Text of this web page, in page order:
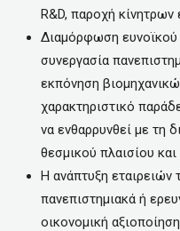
R&D, παροχή κίνητρων
Διαμόρφωση ευνοϊκού
συνεργασία
εκπόνηση
χαρακτηριστικό
να ενθαρρυνθεί με τη
θεσμικού πλαισίου
Η ανάπτυξη
πανεπιστημιακά ή
οικονομική